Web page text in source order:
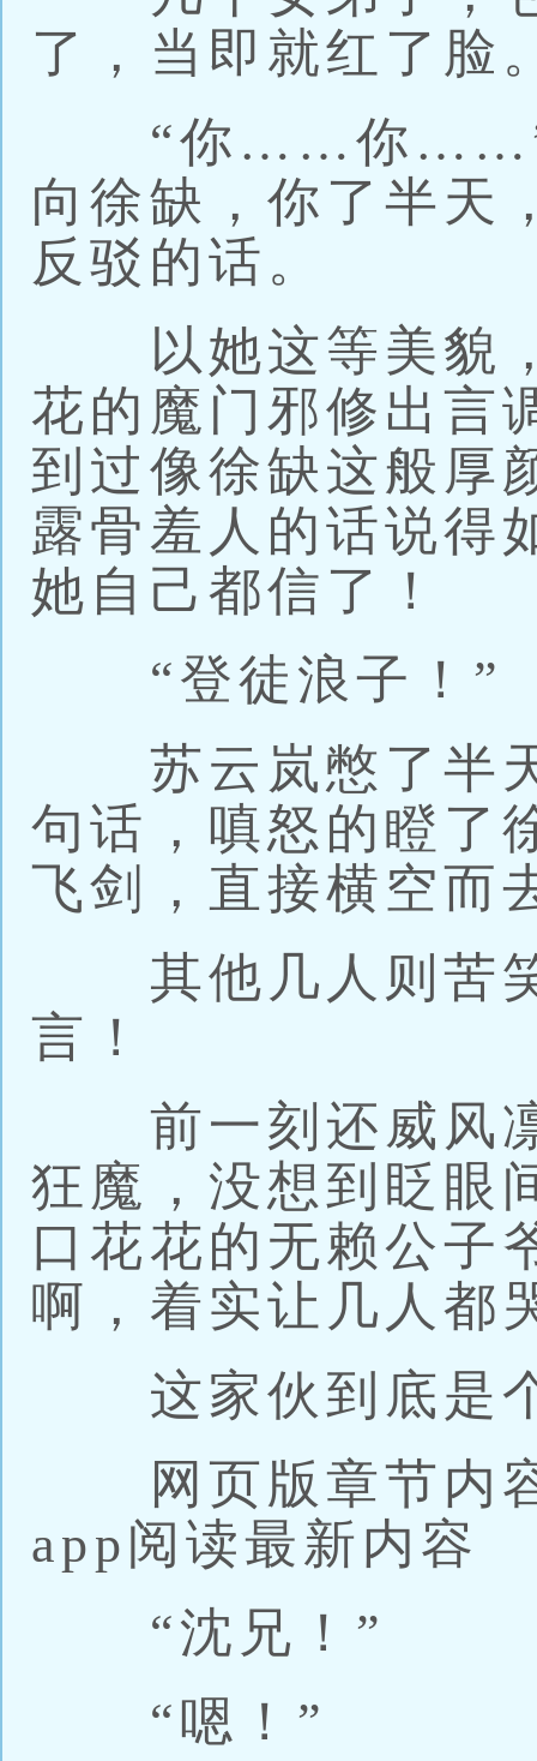
了，当即就红了脸
“你……你……”
向徐缺，你了半天
反驳的话。
以她这等美貌，
花的魔门邪修出言
到过像徐缺这般厚
露骨羞人的话说得
她自己都信了！
“登徒浪子！”
苏云岚憋了半天
句话，嗔怒的瞪了
飞剑，直接横空而
其他几人则苦笑
言！
前一刻还威风凛
狂魔，没想到眨眼
口花花的无赖公子
啊，着实让几人都
这家伙到底是
网页版章节内容
app阅读最新内容
“沈兄！”
“嗯！”